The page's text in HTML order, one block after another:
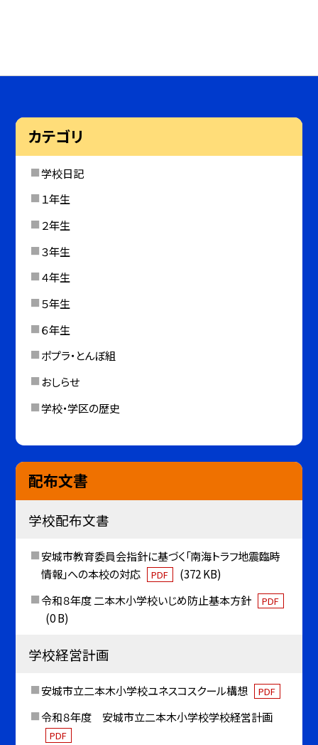
カテゴリ
学校日記
１年生
２年生
３年生
４年生
５年生
６年生
ポプラ・とんぼ組
おしらせ
学校・学区の歴史
配布文書
学校配布文書
安城市教育委員会指針に基づく「南海トラフ地震臨時
情報」への本校の対応
PDF
(372 KB)
令和８年度 二本木小学校いじめ防止基本方針
PDF
(0 B)
学校経営計画
安城市立二本木小学校ユネスコスクール構想 PDF
令和８年度 安城市立二本木小学校学校経営計画
PDF